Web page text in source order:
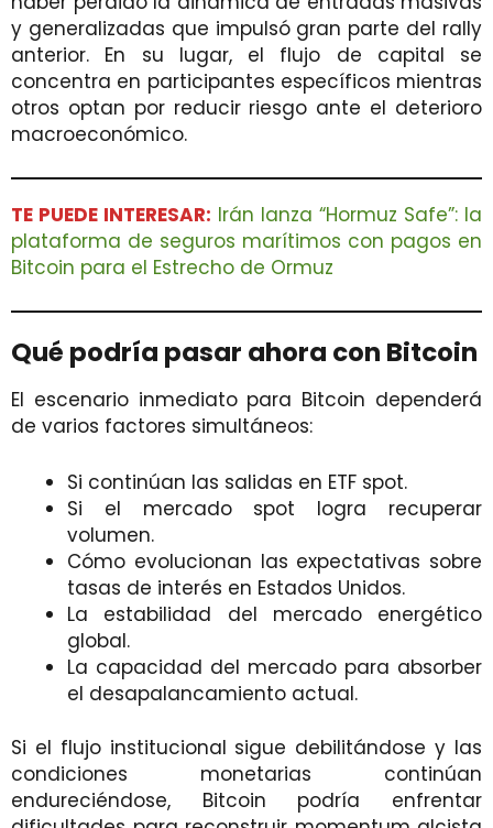
y generalizadas que impulsó gran parte del rally
anterior. En su lugar, el flujo de capital se
concentra en participantes específicos mientras
otros optan por reducir riesgo ante el deterioro
macroeconómico.
TE PUEDE INTERESAR: Irán lanza “Hormuz Safe”: la
plataforma de seguros marítimos con pagos en
Bitcoin para el Estrecho de Ormuz
Qué podría pasar ahora con Bitcoin
El escenario inmediato para Bitcoin dependerá
de varios factores simultáneos:
Si continúan las salidas en ETF spot.
Si el mercado spot logra recuperar
volumen.
Cómo evolucionan las expectativas sobre
tasas de interés en Estados Unidos.
La estabilidad del mercado energético
global.
La capacidad del mercado para absorber
el desapalancamiento actual.
Si el flujo institucional sigue debilitándose y las
condiciones monetarias continúan
endureciéndose, Bitcoin podría enfrentar